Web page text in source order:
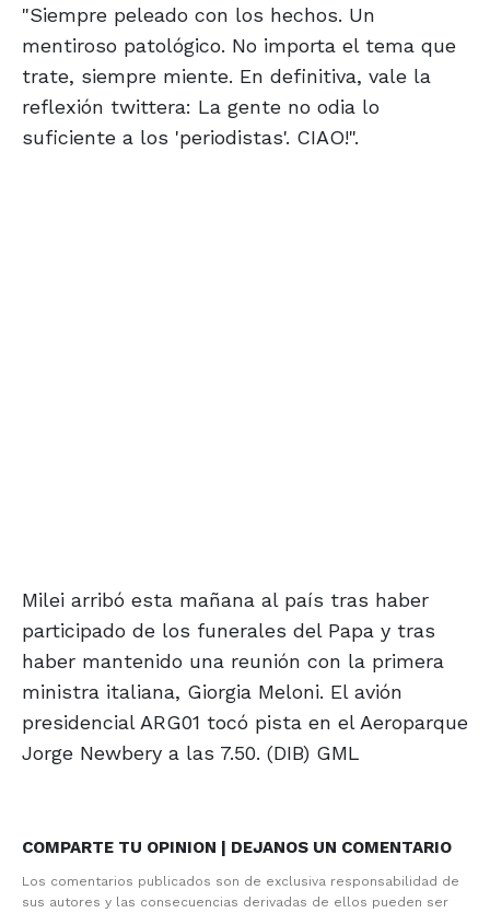
"Siempre peleado con los hechos. Un
mentiroso patológico. No importa el tema que
trate, siempre miente. En definitiva, vale la
reflexión twittera: La gente no odia lo
suficiente a los 'periodistas'. CIAO!".
Milei arribó esta mañana al país tras haber
participado de los funerales del Papa y tras
haber mantenido una reunión con la primera
ministra italiana, Giorgia Meloni. El avión
presidencial ARG01 tocó pista en el Aeroparque
Jorge Newbery a las 7.50. (DIB) GML
COMPARTE TU OPINION | DEJANOS UN COMENTARIO
Los comentarios publicados son de exclusiva responsabilidad de
sus autores y las consecuencias derivadas de ellos pueden ser